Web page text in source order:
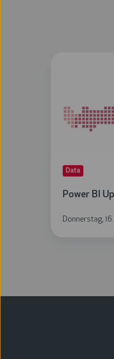
2026
Data
Power BI
Donnerstag,